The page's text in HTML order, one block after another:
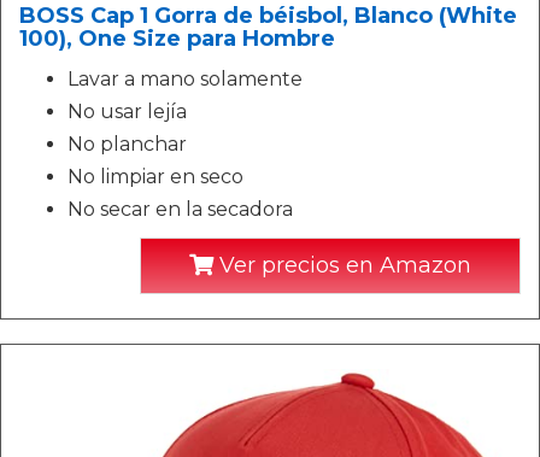
BOSS Cap 1 Gorra de béisbol, Blanco (White
100), One Size para Hombre
Lavar a mano solamente
No usar lejía
No planchar
No limpiar en seco
No secar en la secadora
Ver precios en Amazon